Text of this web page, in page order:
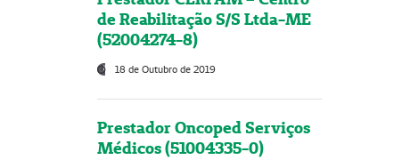
de Reabilitação S/S Ltda-ME
(52004274-8)
18 de Outubro de 2019
Prestador Oncoped Serviços
Médicos (51004335-0)